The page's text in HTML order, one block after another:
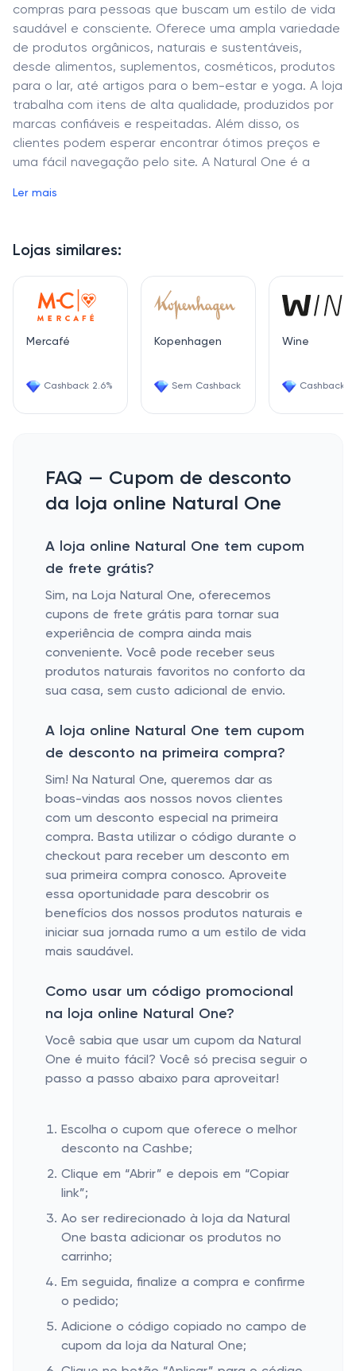
compras para pessoas que buscam um estilo de vida
saudável e consciente. Oferece uma ampla variedade
de produtos orgânicos, naturais e sustentáveis,
desde alimentos, suplementos, cosméticos, produtos
para o lar, até artigos para o bem-estar e yoga. A loja
trabalha com itens de alta qualidade, produzidos por
marcas confiáveis e respeitadas. Além disso, os
clientes podem esperar encontrar ótimos preços e
uma fácil navegação pelo site. A Natural One é a
Ler mais
Lojas similares:
Mercafé
Cashback 2.6%
Kopenhagen
Sem Cashback
Wine
Cashback
FAQ — Cupom de desconto
da loja online Natural One
A loja online Natural One tem cupom
de frete grátis?
Sim, na Loja Natural One, oferecemos
cupons de frete grátis para tornar sua
experiência de compra ainda mais
conveniente. Você pode receber seus
produtos naturais favoritos no conforto da
sua casa, sem custo adicional de envio.
A loja online Natural One tem cupom
de desconto na primeira compra?
Sim! Na Natural One, queremos dar as
boas-vindas aos nossos novos clientes
com um desconto especial na primeira
compra. Basta utilizar o código durante o
checkout para receber um desconto em
sua primeira compra conosco. Aproveite
essa oportunidade para descobrir os
benefícios dos nossos produtos naturais e
iniciar sua jornada rumo a um estilo de vida
mais saudável.
Como usar um código promocional
na loja online Natural One?
Você sabia que usar um cupom da Natural
One é muito fácil? Você só precisa seguir o
passo a passo abaixo para aproveitar!
Escolha o cupom que oferece o melhor
desconto na Cashbe;
Clique em “Abrir” e depois em “Copiar
link”;
Ao ser redirecionado à loja da Natural
One basta adicionar os produtos no
carrinho;
Em seguida, finalize a compra e confirme
o pedido;
Adicione o código copiado no campo de
cupom da loja da Natural One;